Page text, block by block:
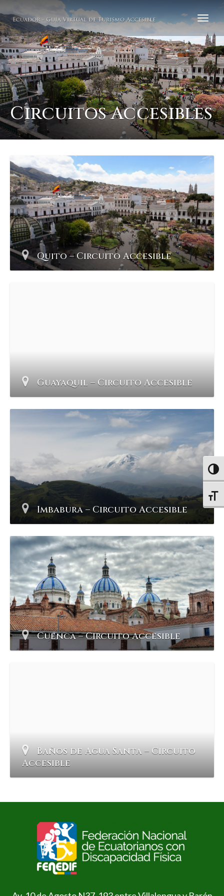
Circuitos Accesibles
Quito – Circuito Accesible
Guayaquil – Circuito Accesible
Imbabura – Circuito Accesible
Cuenca – Circuito Accesible
Baños de Agua Santa – Circuito
Accesible